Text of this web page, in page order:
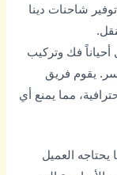
شاحنات دينا
فك وتركيب
يقوم فريق
مما يمنع أي
العميل